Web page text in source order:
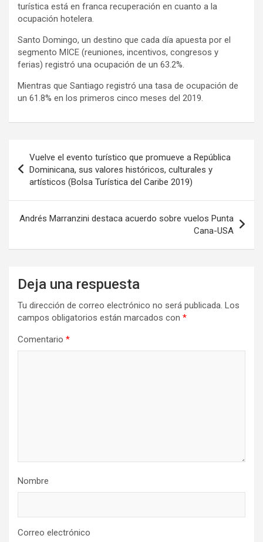
turística está en franca recuperación en cuanto a la
ocupación hotelera.
Santo Domingo, un destino que cada día apuesta por el
segmento MICE (reuniones, incentivos, congresos y
ferias) registró una ocupación de un 63.2%.
Mientras que Santiago registró una tasa de ocupación de
un 61.8% en los primeros cinco meses del 2019.
de
entradas
Vuelve el evento turístico que promueve a República
Dominicana, sus valores históricos, culturales y
artísticos (Bolsa Turística del Caribe 2019)
Andrés Marranzini destaca acuerdo sobre vuelos Punta
Cana-USA
Deja una respuesta
Tu dirección de correo electrónico no será publicada. Los
campos obligatorios están marcados con *
Comentario *
Nombre
Correo electrónico